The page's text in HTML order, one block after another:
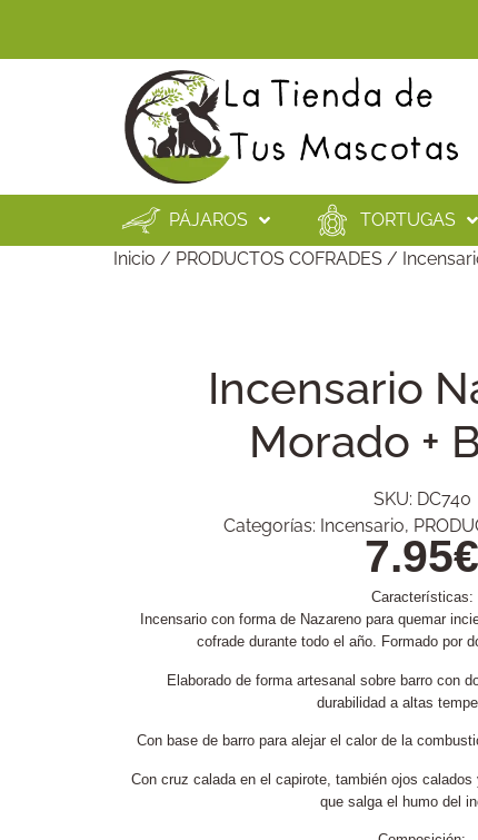
PÁJAROS TORTUGAS
Inicio / PRODUCTOS COFRADES /
Incensario
Morado +
SKU: DC740
Categorías: Incensario,
7.95€
Características:
Incensario con forma de Nazareno para quemar
cofrade durante todo el año. Formado por
Elaborado de forma artesanal sobre barro con
durabilidad a altas
Con base de barro para alejar el calor de la
Con cruz calada en el capirote, también ojos
que salga el humo del